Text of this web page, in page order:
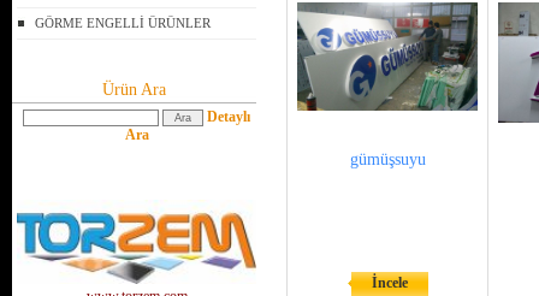
GÖRME ENGELLİ ÜRÜNLER
Ürün Ara
Detaylı
Ara
gümüşsuyu
İncele